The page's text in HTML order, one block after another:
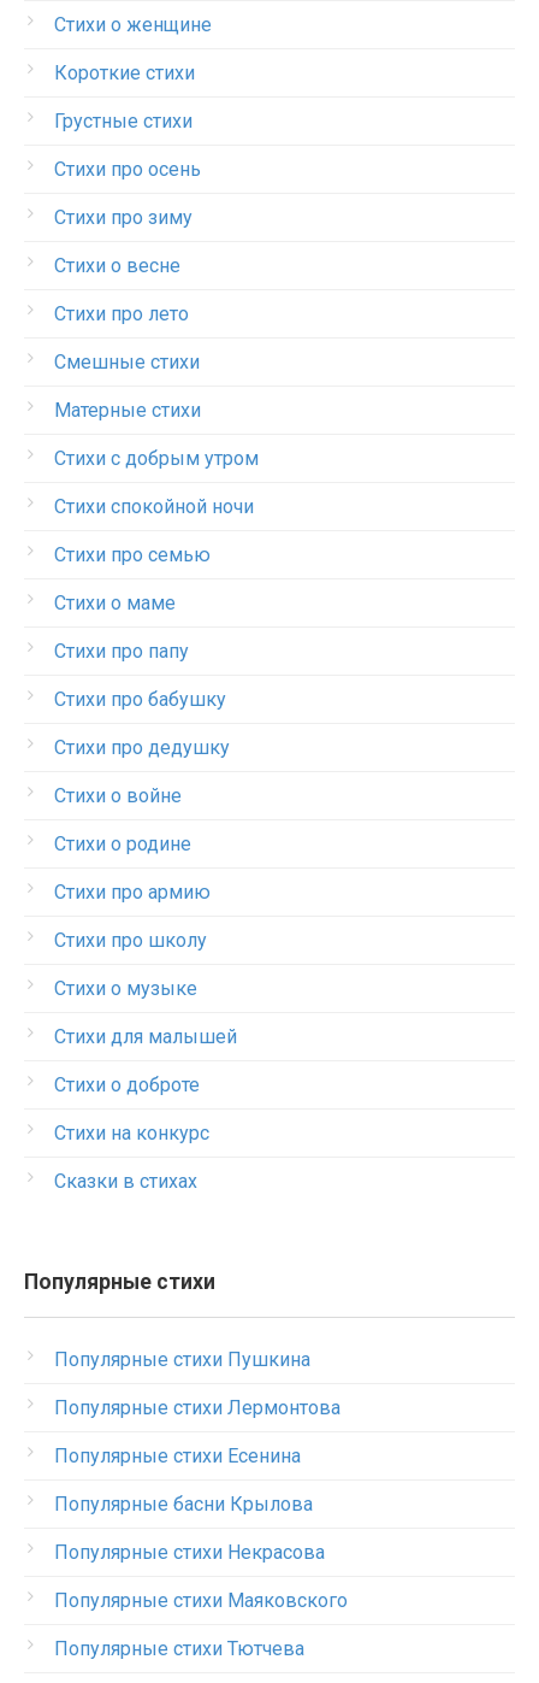
Стихи о женщине
Короткие стихи
Грустные стихи
Стихи про осень
Стихи про зиму
Стихи о весне
Стихи про лето
Смешные стихи
Матерные стихи
Стихи с добрым утром
Стихи спокойной ночи
Стихи про семью
Стихи о маме
Стихи про папу
Стихи про бабушку
Стихи про дедушку
Стихи о войне
Стихи о родине
Стихи про армию
Стихи про школу
Стихи о музыке
Стихи для малышей
Стихи о доброте
Стихи на конкурс
Сказки в стихах
Популярные стихи
Популярные стихи Пушкина
Популярные стихи Лермонтова
Популярные стихи Есенина
Популярные басни Крылова
Популярные стихи Некрасова
Популярные стихи Маяковского
Популярные стихи Тютчева